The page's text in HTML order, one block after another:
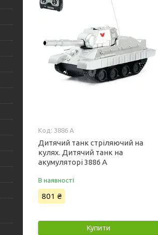
3886 A
Дитячий танк стріляючий на
кулях. Дитячий танк на
акумуляторі 3886 A
В наявності
801 ₴
Купити